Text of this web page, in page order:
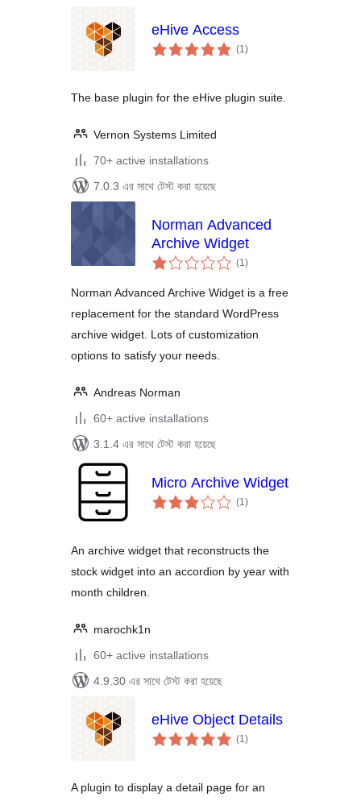
eHive Access
(1total
ratings
)
The base plugin for the eHive plugin suite.
Vernon Systems Limited
70+ active installations
7.0.3 এর সাথে টেস্ট করা হয়েছে
Norman Advanced
Archive Widget
(1total
ratings
)
Norman Advanced Archive Widget is a free
replacement for the standard WordPress
archive widget. Lots of customization
options to satisfy your needs.
Andreas Norman
60+ active installations
3.1.4 এর সাথে টেস্ট করা হয়েছে
Micro Archive Widget
(1total
ratings
)
An archive widget that reconstructs the
stock widget into an accordion by year with
month children.
marochk1n
60+ active installations
4.9.30 এর সাথে টেস্ট করা হয়েছে
eHive Object Details
(1total
ratings
)
A plugin to display a detail page for an